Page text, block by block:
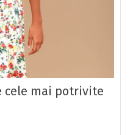
cele mai potrivite